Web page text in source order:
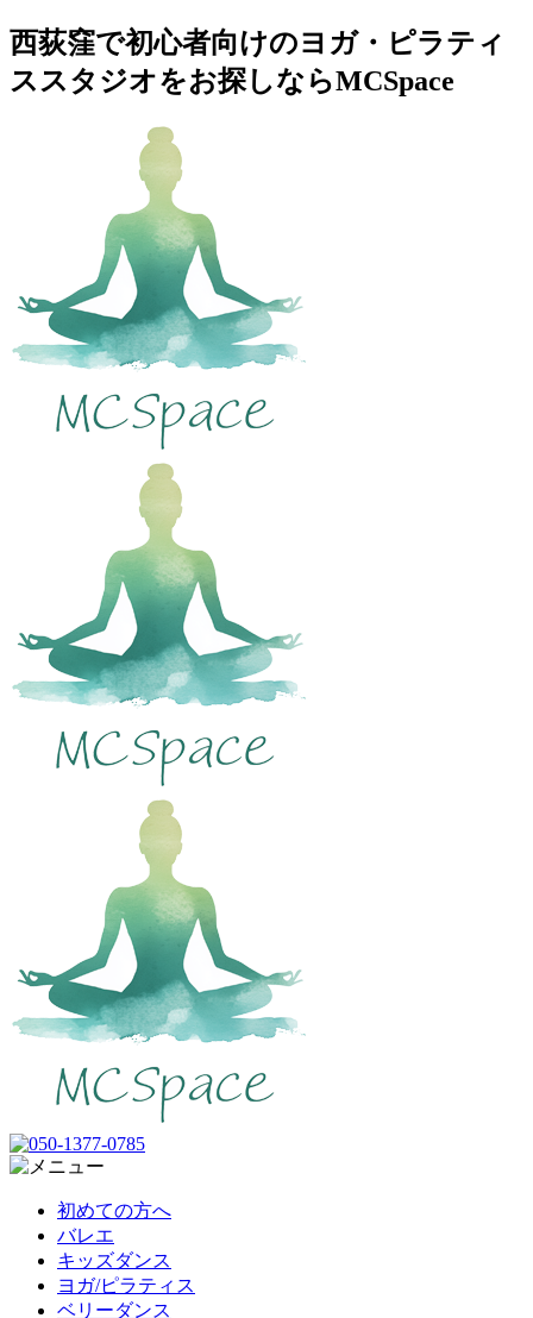
西荻窪で初心者向けのヨガ・ピラティ
ススタジオをお探しならMCSpace
初めての方へ
バレエ
キッズダンス
ヨガ/ピラティス
ベリーダンス